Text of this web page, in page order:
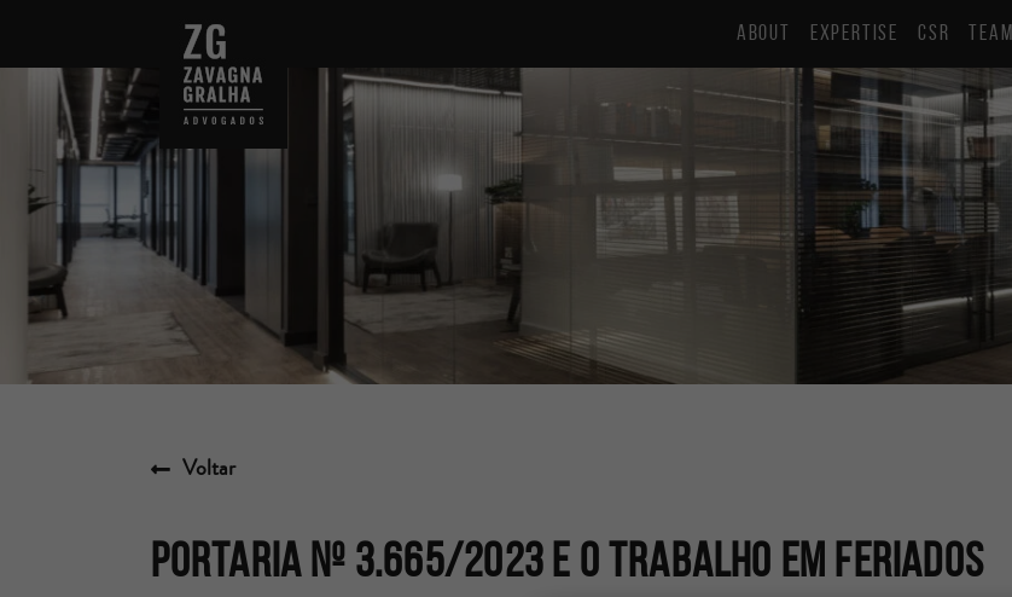
ABOUT EXPERTISE CSR TEAM
Voltar
PORTARIA Nº 3.665/2023 E O TRABALHO EM FERIADOS